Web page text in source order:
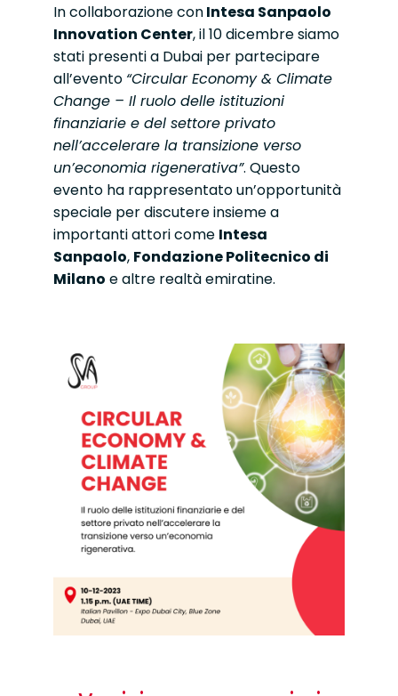
In collaborazione conIntesa Sanpaolo
Innovation Center, il 10 dicembre siamo
stati presenti a Dubai per partecipare
all’evento “Circular Economy & Climate
Change – Il ruolo delle istituzioni
finanziarie e del settore privato
nell’accelerare la transizione verso
un’economia rigenerativa”. Questo
evento ha rappresentato un’opportunità
speciale per discutere insieme a
importanti attori come Intesa
Sanpaolo, Fondazione Politecnico di
Milano e altre realtà emiratine.